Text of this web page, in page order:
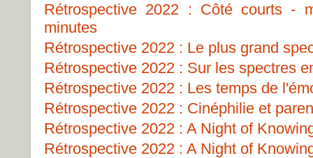
Rétrospective 2022 : Côté courts -
minutes
Rétrospective 2022 : Le plus grand
Rétrospective 2022 : Sur les spectres
Rétrospective 2022 : Les temps de
Rétrospective 2022 : Cinéphilie et
Rétrospective 2022 : A Night of
Rétrospective 2022 : A Night of